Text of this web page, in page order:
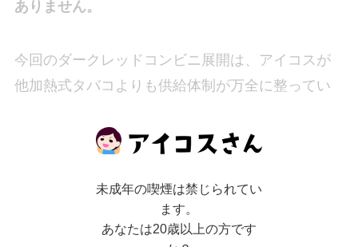
ありません。
今回のダークレッドコンビニ展開は、アイコスが
他加熱式タバコよりも供給体制が万全に整ってい
未成年の喫煙は禁じられてい
ます。
あなたは20歳以上の方です